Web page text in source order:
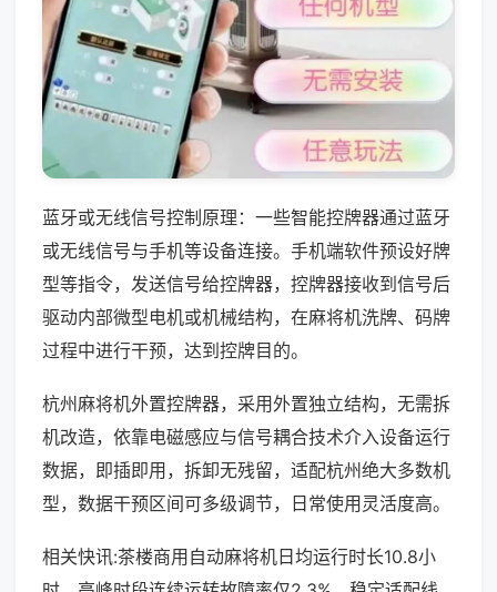
蓝牙或无线信号控制原理：一些智能控牌器通过蓝牙
或无线信号与手机等设备连接。手机端软件预设好牌
型等指令，发送信号给控牌器，控牌器接收到信号后
驱动内部微型电机或机械结构，在麻将机洗牌、码牌
过程中进行干预，达到控牌目的。
杭州麻将机外置控牌器，采用外置独立结构，无需拆
机改造，依靠电磁感应与信号耦合技术介入设备运行
数据，即插即用，拆卸无残留，适配杭州绝大多数机
型，数据干预区间可多级调节，日常使用灵活度高。
相关快讯:茶楼商用自动麻将机日均运行时长10.8小